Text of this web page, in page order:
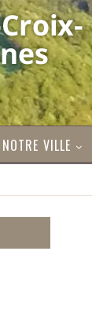
NOTRE VILLE